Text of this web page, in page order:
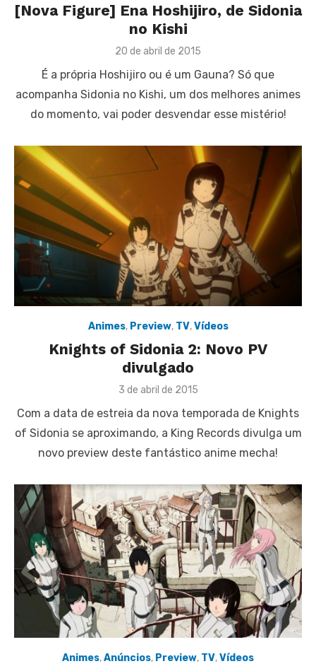
[Nova Figure] Ena Hoshijiro, de Sidonia
no Kishi
Posted
20 de abril de 2015
É a própria Hoshijiro ou é um Gauna? Só que
acompanha Sidonia no Kishi, um dos melhores animes
do momento, vai poder desvendar esse mistério!
Animes, Preview, TV,Vídeos
Knights of Sidonia 2: Novo PV
divulgado
Posted
3 de abril de 2015
Com a data de estreia da nova temporada de Knights
of Sidonia se aproximando, a King Records divulga um
novo preview deste fantástico anime mecha!
Animes,Anúncios, Preview, TV,Vídeos